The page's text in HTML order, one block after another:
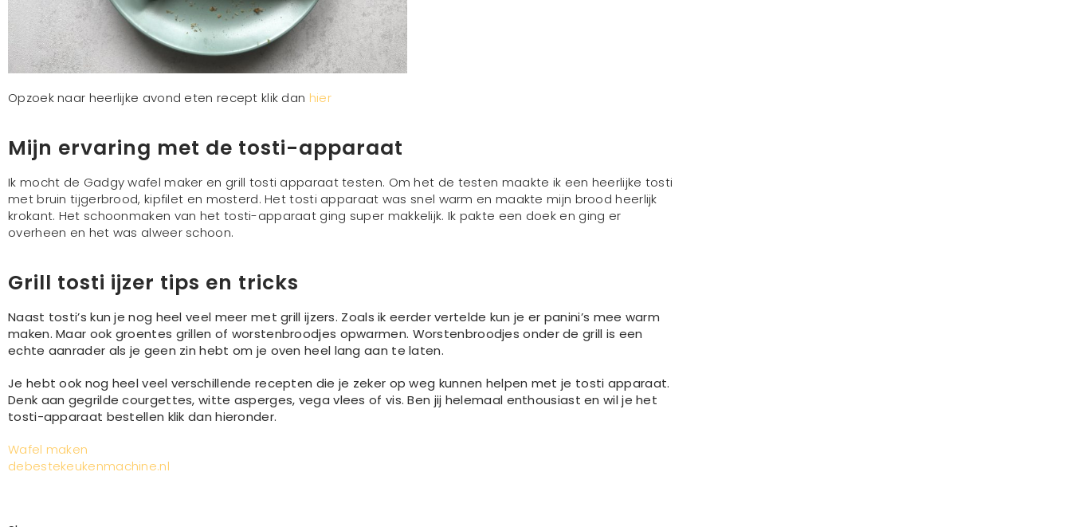
Opzoek naar heerlijke avond eten recept klik dan hier
Mijn ervaring met de tosti-apparaat
Ik mocht de Gadgy wafel maker en grill tosti apparaat testen. Om het de testen maakte ik een heerlijke tosti
met bruin tijgerbrood, kipfilet en mosterd. Het tosti apparaat was snel warm en maakte mijn brood heerlijk
krokant. Het schoonmaken van het tosti-apparaat ging super makkelijk. Ik pakte een doek en ging er
overheen en het was alweer schoon.
Grill tosti ijzer tips en tricks
Naast tosti’s kun je nog heel veel meer met grill ijzers. Zoals ik eerder vertelde kun je er panini’s mee warm
maken. Maar ook groentes grillen of worstenbroodjes opwarmen. Worstenbroodjes onder de grill is een
echte aanrader als je geen zin hebt om je oven heel lang aan te laten.
Je hebt ook nog heel veel verschillende recepten die je zeker op weg kunnen helpen met je tosti apparaat.
Denk aan gegrilde courgettes, witte asperges, vega vlees of vis. Ben jij helemaal enthousiast en wil je het
tosti-apparaat bestellen klik dan hieronder.
Wafel maken
debestekeukenmachine.nl